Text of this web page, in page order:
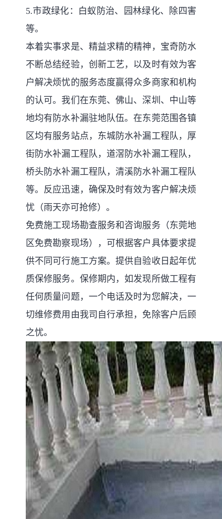
5.市政绿化：白蚁防治、园林绿化、除四害
等。
本着实事求是、精益求精的精神，宝奇防水
不断总结经验，创新工艺，以及时有效为客
户解决烦忧的服务态度赢得众多商家和机构
的认可。我们在东莞、佛山、深圳、中山等
地均有防水补漏驻地队伍。在东莞范围各镇
区均有服务站点，东城防水补漏工程队，厚
街防水补漏工程队，道滘防水补漏工程队，
桥头防水补漏工程队，清溪防水补漏工程队
等。反应迅速，确保及时有效为客户解决烦
忧（雨天亦可抢修）。
免费施工现场勘查服务和咨询服务（东莞地
区免费勘察现场），可根据客户具体要求提
供不同可行施工方案。提供自验收日起年优
质保修服务。保修期内，如发现所做工程有
任何质量问题，一个电话及时为您解决，一
切维修费用由我司自行承担，免除客户后顾
之忧。